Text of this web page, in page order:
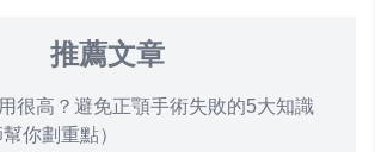
推薦文章
很高？避免正顎手術失敗的5大知識
你劃重點）